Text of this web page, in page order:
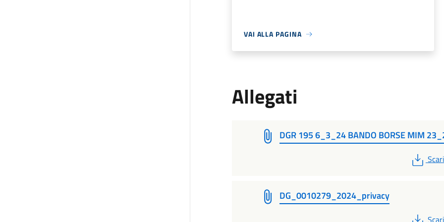
VAI ALLA PAGINA
Allegati
DGR 195 6_3_24 BANDO BORSE MIM
PDF
DG_0010279_2024_privacy
PDF